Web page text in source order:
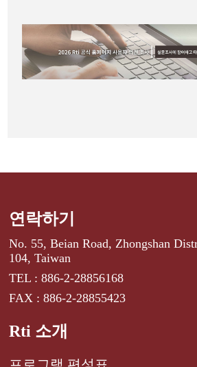
연락하기
No. 55, Beian Road, Zhongshan
104, Taiwan
TEL : 886-2-28856168
FAX : 886-2-28855423
Rti 소개